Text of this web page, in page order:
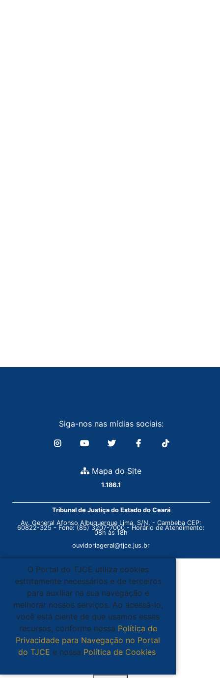
Siga-nos nas mídias sociais:
Mapa do Site
1.186.1
Tribunal de Justiça do Estado do Ceará
Av. General Afonso Albuquerque Lima, S/N. - Cambeba CEP:
60822-325 - Fone: (85) 3207-7000 - Horário de Atendimento:
08h às 18h
ouvidoriageral@tjce.jus.br
O Portal do TJCE utiliza cookies
estritamente necessários e de terceiros
para auxiliar na sua navegação e
melhorar nossos serviços. Ao acessá-lo,
você está ciente de que usamos esses
recursos, conforme nossa Política de
Privacidade para Navegação no Portal
do TJCE e nossa Política de Cookies.